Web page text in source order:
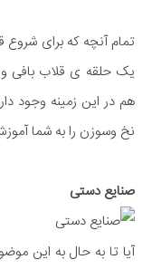
تمام آنچه که برای
یک حلقه ی قلاب بافی
هم در این زمینه وجود
نخ وسوزن را به شما
صنایع دستی
آیا تا به حال به این